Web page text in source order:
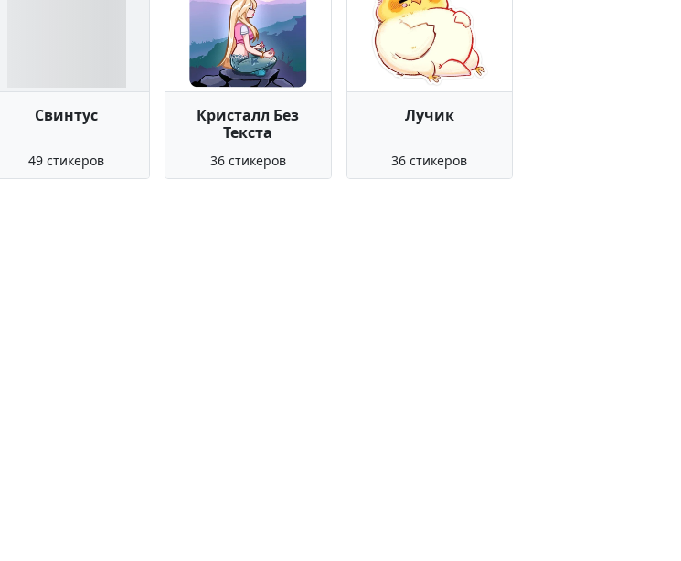
Свинтус
49 стикеров
Кристалл Без
Текста
36 стикеров
Лучик
36 стикеров